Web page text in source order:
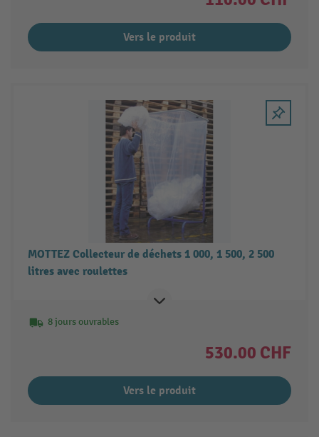
Vers le produit
MOTTEZ Collecteur de déchets 1 000, 1 500, 2 500
litres avec roulettes
8 jours ouvrables
530.00 CHF
Vers le produit